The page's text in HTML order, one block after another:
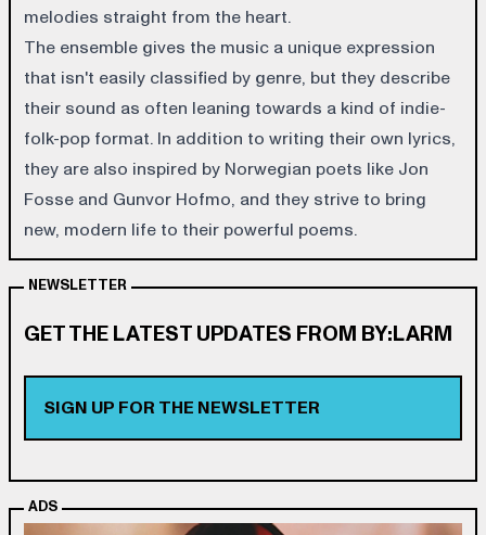
melodies straight from the heart.
The ensemble gives the music a unique expression
that isn't easily classified by genre, but they describe
their sound as often leaning towards a kind of indie-
folk-pop format. In addition to writing their own lyrics,
they are also inspired by Norwegian poets like Jon
Fosse and Gunvor Hofmo, and they strive to bring
new, modern life to their powerful poems.
NEWSLETTER
GET THE LATEST UPDATES FROM BY:LARM
SIGN UP FOR THE NEWSLETTER
ADS